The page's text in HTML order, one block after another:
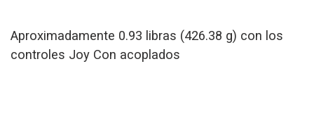
Aproximadamente 0.93 libras (426.38 g) con los
controles Joy Con acoplados